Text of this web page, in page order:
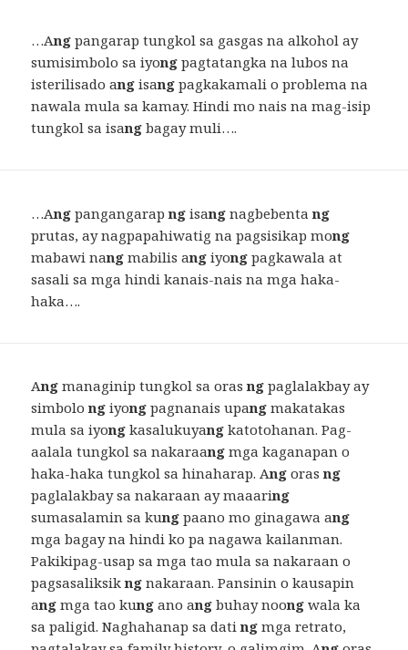
…Ang pangarap tungkol sa gasgas na alkohol ay
sumisimbolo sa iyong pagtatangka na lubos na
isterilisado ang isang pagkakamali o problema na
nawala mula sa kamay. Hindi mo nais na mag-isip
tungkol sa isang bagay muli….
…Ang pangangarapng isang nagbebentang
prutas, ay nagpapahiwatig na pagsisikap mong
mabawi nang mabilis ang iyong pagkawala at
sasali sa mga hindi kanais-nais na mga haka-
haka….
Ang managinip tungkol sa orasng paglalakbay ay
simbolong iyong pagnanais upang makatakas
mula sa iyong kasalukuyang katotohanan. Pag-
aalala tungkol sa nakaraang mga kaganapan o
haka-haka tungkol sa hinaharap. Ang orasng
paglalakbay sa nakaraan ay maaaring
sumasalamin sa kung paano mo ginagawa ang
mga bagay na hindi ko pa nagawa kailanman.
Pakikipag-usap sa mga tao mula sa nakaraan o
pagsasaliksikng nakaraan. Pansinin o kausapin
ang mga tao kung ano ang buhay noong wala ka
sa paligid. Naghahanap sa dating mga retrato,